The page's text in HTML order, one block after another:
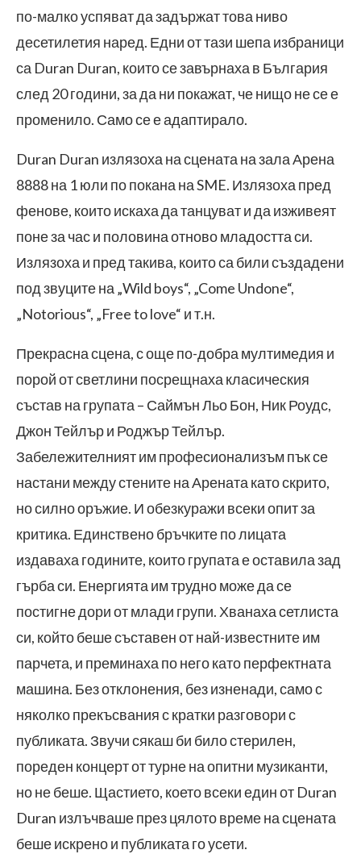
по-малко успяват да задържат това ниво
десетилетия наред. Едни от тази шепа избраници
са Duran Duran, които се завърнаха в България
след 20 години, за да ни покажат, че нищо не се е
променило. Само се е адаптирало.
Duran Duran излязоха на сцената на зала Арена
8888 на 1 юли по покана на SME. Излязоха пред
фенове, които искаха да танцуват и да изживеят
поне за час и половина отново младостта си.
Излязоха и пред такива, които са били създадени
под звуците на „Wild boys“, „Come Undone“,
„Notorious“, „Free to love“ и т.н.
Прекрасна сцена, с още по-добра мултимедия и
порой от светлини посрещнаха класическия
състав на групата – Саймън Льо Бон, Ник Роудс,
Джон Тейлър и Роджър Тейлър.
Забележителният им професионализъм пък се
настани между стените на Арената като скрито,
но силно оръжие. И обезкуражи всеки опит за
критика. Единствено бръчките по лицата
издаваха годините, които групата е оставила зад
гърба си. Енергията им трудно може да се
постигне дори от млади групи. Хванаха сетлиста
си, който беше съставен от най-известните им
парчета, и преминаха по него като перфектната
машина. Без отклонения, без изненади, само с
няколко прекъсвания с кратки разговори с
публиката. Звучи сякаш би било стерилен,
пореден концерт от турне на опитни музиканти,
но не беше. Щастието, което всеки един от Duran
Duran излъчваше през цялото време на сцената
беше искрено и публиката го усети.